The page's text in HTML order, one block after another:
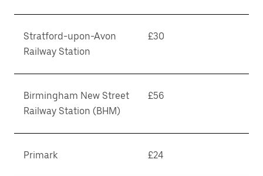
Stratford-upon-Avon
Railway Station
£30
Birmingham New Street
Railway Station (BHM)
£56
Primark £24